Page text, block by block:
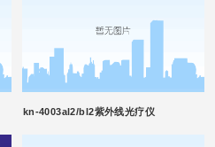
kn-4003al2/bl2紫外线光疗仪